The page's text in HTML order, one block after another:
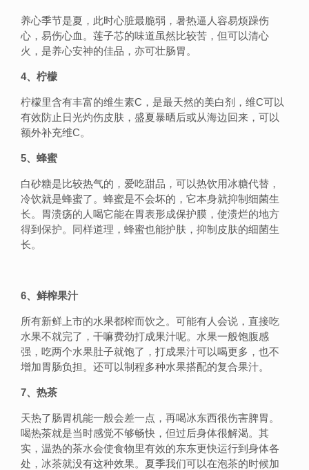
养心季节是夏，此时心脏最脆弱，暑热逼人容易烦躁伤
心，易伤心血。莲子芯的味道虽然比较苦，但可以清心
火，是养心安神的佳品，亦可壮肠胃。
4、柠檬
柠檬里含有丰富的维生素C，是最天然的美白剂，维C可以
有效防止日光灼伤皮肤，盛夏暴晒后或从海边回来，可以
额外补充维C。
5、蜂蜜
白砂糖是比较热气的，爱吃甜品，可以热饮用冰糖代替，
冷饮就是蜂蜜了。蜂蜜是不会坏的，它本身就抑制细菌生
长。胃溃疡的人喝它能在胃表形成保护膜，使溃烂的地方
得到保护。同样道理，蜂蜜也能护肤，抑制皮肤的细菌生
长。
6、鲜榨果汁
所有新鲜上市的水果都榨而饮之。可能有人会说，直接吃
水果不就完了，干嘛费劲打成果汁呢。水果一般饱腹感
强，吃两个水果肚子就饱了，打成果汁可以喝更多，也不
增加胃肠负担。还可以制程多种水果搭配的复合果汁。
7、热茶
天热了肠胃机能一般会差一点，再喝冰东西很伤害脾胃。
喝热茶就是当时感觉不够畅快，但过后身体很解渴。其
实，温热的茶水会使食物里有效的东东更快运行到身体各
处，冰茶就没有这种效果。夏季我们可以在泡茶的时候加